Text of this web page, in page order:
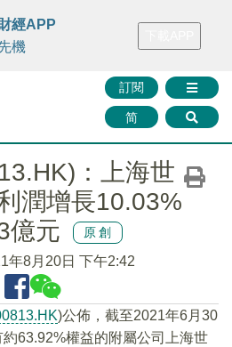
FINMETA 財華證券 媒體矩陣
訂閱
简
經APP
機
：上海世
潤增長10.03%
億元
原創
年8月20日 下午2:42
)公佈，截至2021年6月30
63.92%權益的附屬公司上海世